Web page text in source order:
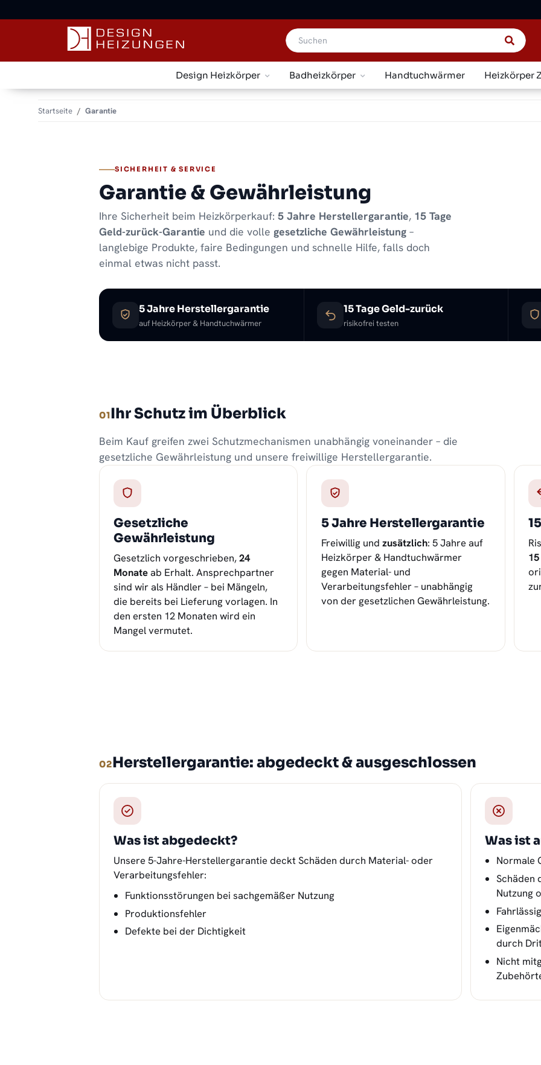
Design Heizkörper Badheizkörper Handtuchwärmer Heizkörper
Startseite Garantie
SICHERHEIT & SERVICE
Garantie & Gewährleistung
Ihre Sicherheit beim Heizkörperkauf: 5 Jahre Herstellergarantie, 15 Tage
Geld-zurück-Garantie und die volle gesetzliche Gewährleistung –
langlebige Produkte, faire Bedingungen und schnelle Hilfe, falls doch
einmal etwas nicht passt.
5 Jahre Herstellergarantie
auf Heizkörper & Handtuchwärmer
15 Tage Geld-zurück
risikofrei testen
01Ihr Schutz im Überblick
Beim Kauf greifen zwei Schutzmechanismen unabhängig voneinander – die
gesetzliche Gewährleistung und unsere freiwillige Herstellergarantie.
Gesetzliche
Gewährleistung
Gesetzlich vorgeschrieben,24
Monateab Erhalt. Ansprechpartner
sind wir als Händler – bei Mängeln,
die bereits bei Lieferung vorlagen. In
den ersten 12 Monaten wird ein
Mangel vermutet.
5 Jahre Herstellergarantie
Freiwillig und zusätzlich: 5 Jahre auf
Heizkörper & Handtuchwärmer
gegen Material- und
Verarbeitungsfehler – unabhängig
von der gesetzlichen Gewährleistung.
02Herstellergarantie: abgedeckt & ausgeschlossen
Was ist abgedeckt?
Unsere 5-Jahre-Herstellergarantie deckt Schäden durch Material- oder
Verarbeitungsfehler:
Funktionsstörungen bei sachgemäßer Nutzung
Produktionsfehler
Defekte bei der Dichtigkeit
Was ist
Normale
Schäden
Nutzung
durch
Nicht